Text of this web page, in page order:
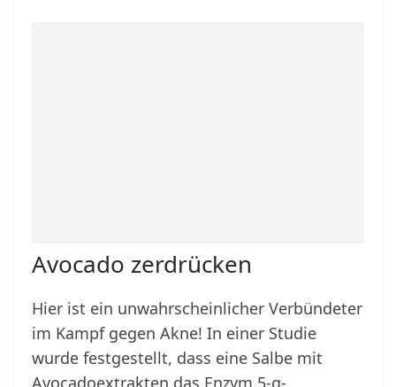
Avocado zerdrücken
Hier ist ein unwahrscheinlicher Verbündeter
im Kampf gegen Akne! In einer Studie
wurde festgestellt, dass eine Salbe mit